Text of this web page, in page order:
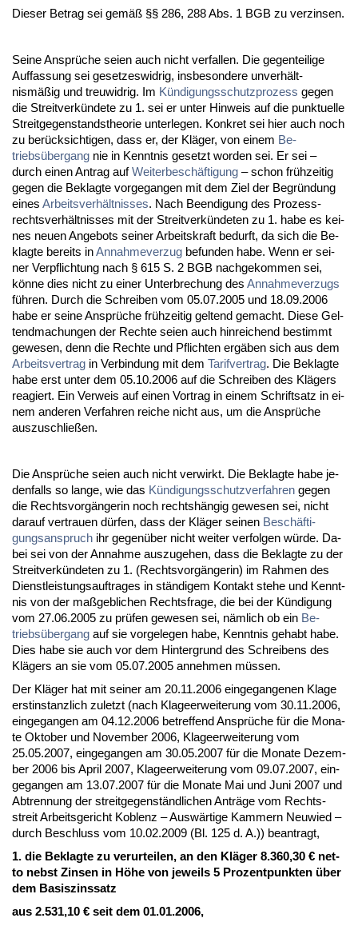
Die­ser Be­trag sei gemäß §§ 286, 288 Abs. 1 BGB zu ver­zin­sen.
Sei­ne Ansprüche sei­en auch nicht ver­fal­len. Die ge­gen­tei­li­ge
Auf­fas­sung sei ge­set­zes­wid­rig, ins­be­son­de­re un­verhält­
nismäßig und treu­wid­rig. Im Kündi­gungs­schutz­pro­zess ge­gen
die Streit­verkünde­te zu 1. sei er un­ter Hin­weis auf die punk­tu­el­le
Streit­ge­gen­stands­theo­rie un­ter­le­gen. Kon­kret sei hier auch noch
zu berück­sich­ti­gen, dass er, der Kläger, von ei­nem Be­
triebsüber­gang nie in Kennt­nis ge­setzt wor­den sei. Er sei –
durch ei­nen An­trag aufWei­ter­beschäfti­gung – schon frühzei­tig
ge­gen die Be­klag­te vor­ge­gan­gen mit dem Ziel der Be­gründung
ei­nes Ar­beits­verhält­nis­ses. Nach Be­en­di­gung des Pro­zess­
rechts­verhält­nis­ses mit der Streit­verkünde­ten zu 1. ha­be es kei­
nes neu­en An­ge­bots sei­ner Ar­beits­kraft be­durft, da sich die Be­
klag­te be­reits inAn­nah­me­ver­zug be­fun­den ha­be. Wenn er sei­
ner Ver­pflich­tung nach § 615 S. 2 BGB nach­ge­kom­men sei,
könne dies nicht zu ei­ner Un­ter­bre­chung des An­nah­me­ver­zugs
führen. Durch die Schrei­ben vom 05.07.2005 und 18.09.2006
ha­be er sei­ne Ansprüche frühzei­tig gel­tend ge­macht. Die­se Gel­
tend­ma­chun­gen der Rech­te sei­en auch hin­rei­chend be­stimmt
ge­we­sen, denn die Rech­te und Pflich­ten ergäben sich aus dem
Ar­beits­ver­trag in Ver­bin­dung mit dem Ta­rif­ver­trag. Die Be­klag­te
ha­be erst un­ter dem 05.10.2006 auf die Schrei­ben des Klägers
re­agiert. Ein Ver­weis auf ei­nen Vor­trag in ei­nem Schrift­satz in ei­
nem an­de­ren Ver­fah­ren rei­che nicht aus, um die Ansprüche
aus­zu­sch­ließen.
Die Ansprüche sei­en auch nicht ver­wirkt. Die Be­klag­te ha­be je­
den­falls so lan­ge, wie das Kündi­gungs­schutz­ver­fah­ren ge­gen
die Rechts­vorgänge­rin noch rechtshängig ge­we­sen sei, nicht
dar­auf ver­trau­en dürfen, dass der Kläger sei­nen Beschäfti­
gungs­an­spruch ihr ge­genüber nicht wei­ter ver­fol­gen würde. Da­
bei sei von der An­nah­me aus­zu­ge­hen, dass die Be­klag­te zu der
Streit­verkünde­ten zu 1. (Rechts­vorgänge­rin) im Rah­men des
Dienst­leis­tungs­auf­tra­ges in ständi­gem Kon­takt ste­he und Kennt­
nis von der maßgeb­li­chen Rechts­fra­ge, die bei der Kündi­gung
vom 27.06.2005 zu prüfen ge­we­sen sei, nämlich ob ein Be­
triebsüber­gang auf sie vor­ge­le­gen ha­be, Kennt­nis ge­habt ha­be.
Dies ha­be sie auch vor dem Hin­ter­grund des Schrei­bens des
Klägers an sie vom 05.07.2005 an­neh­men müssen.
Der Kläger hat mit sei­ner am 20.11.2006 ein­ge­gan­ge­nen Kla­ge
erst­in­stanz­lich zu­letzt (nach Kla­ge­er­wei­te­rung vom 30.11.2006,
ein­ge­gan­gen am 04.12.2006 be­tref­fend Ansprüche für die Mo­na­
te Ok­to­ber und No­vem­ber 2006, Kla­ge­er­wei­te­rung vom
25.05.2007, ein­ge­gan­gen am 30.05.2007 für die Mo­na­te De­zem­
ber 2006 bis April 2007, Kla­ge­er­wei­te­rung vom 09.07.2007, ein­
ge­gan­gen am 13.07.2007 für die Mo­na­te Mai und Ju­ni 2007 und
Ab­tren­nung der streit­ge­genständ­li­chen Anträge vom Rechts­
streit Ar­beits­ge­richt Ko­blenz – Auswärti­ge Kam­mern Neu­wied –
durch Be­schluss vom 10.02.2009 (Bl. 125 d. A.)) be­an­tragt,
1. die Be­klag­te zu ver­ur­tei­len, an den Kläger 8.360,30 € net­
to nebst Zin­sen in Höhe von je­weils 5 Pro­zent­punk­ten über
dem Ba­sis­zins­satz
aus 2.531,10 € seit dem 01.01.2006,